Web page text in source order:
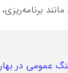
در بهار 1404